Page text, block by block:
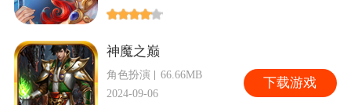
神魔之巅
角色扮演
66.66MB
2024-09-06
下载游戏